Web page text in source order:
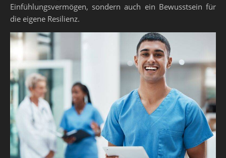
Einfühlungsvermögen, sondern auch ein Bewusstsein für
die eigene Resilienz.